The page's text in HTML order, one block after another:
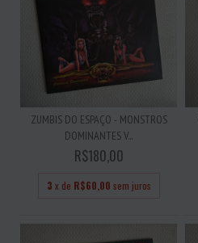
ZUMBIS DO ESPAÇO - MONSTROS
DOMINANTES V...
R$180,00
3 x de R$60,00 sem juros